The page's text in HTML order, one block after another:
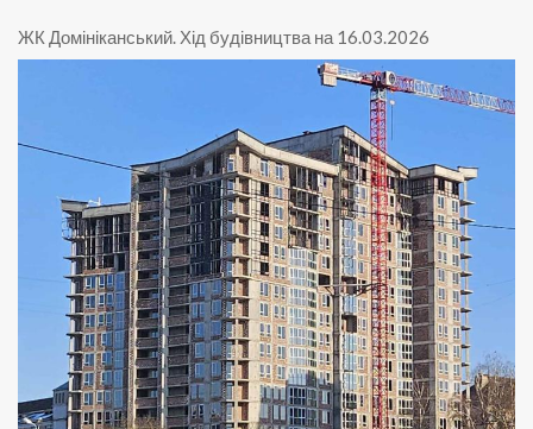
ЖК Домініканський. Хід будівництва на 16.03.2026